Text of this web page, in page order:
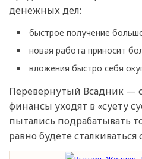
денежных дел:
быстрое получение
новая работа приносит
вложения быстро себя
Перевернутый Всадник —
финансы уходят в «суету
пытались подрабатывать
равно будете